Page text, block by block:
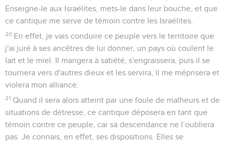
Enseigne-le aux Israélites, mets-le dans leur bouche, et que
ce cantique me serve de témoin contre les Israélites.
20 En effet, je vais conduire ce peuple vers le territoire que
j'ai juré à ses ancêtres de lui donner, un pays où coulent le
lait et le miel. Il mangera à satiété, s'engraissera, puis il se
tournera vers d'autres dieux et les servira, il me méprisera et
violera mon alliance.
21 Quand il sera alors atteint par une foule de malheurs et de
situations de détresse, ce cantique déposera en tant que
témoin contre ce peuple, car sa descendance ne l’oubliera
pas. Je connais, en effet, ses dispositions. Elles se